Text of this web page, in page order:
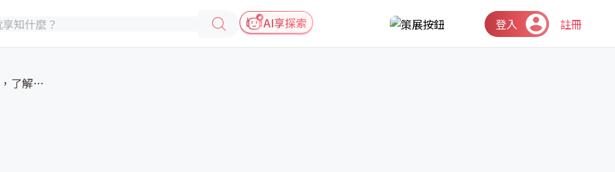
AI享探索 登入 註冊
專屬流通企業的永續評量，了解您...